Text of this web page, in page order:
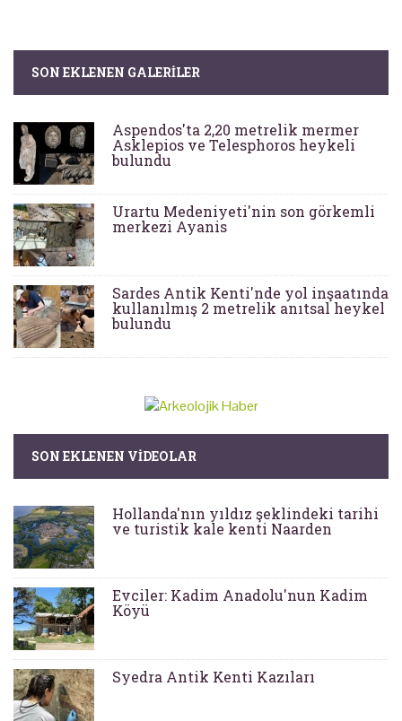
SON EKLENEN GALERILER
Aspendos'ta 2,20 metrelik mermer
Asklepios ve Telesphoros heykeli
bulundu
Urartu Medeniyeti'nin son görkemli
merkezi Ayanis
Sardes Antik Kenti'nde yol inşaatında
kullanılmış 2 metrelik anıtsal heykel
bulundu
SON EKLENEN VIDEOLAR
Hollanda'nın yıldız şeklindeki tarihi
ve turistik kale kenti Naarden
Evciler: Kadim Anadolu'nun Kadim
Köyü
Syedra Antik Kenti Kazıları